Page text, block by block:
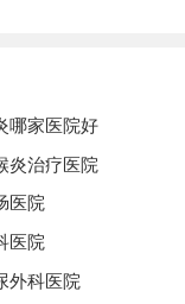
哪家医院好
炎治疗医院
医院
医院
外科医院